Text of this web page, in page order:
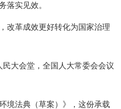
落实见效。
改革成效更好转化为国家治理
民大会堂，全国人大常委会会议
境法典（草案）》，这份承载